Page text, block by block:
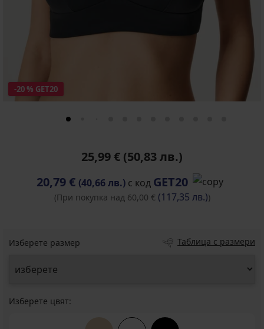
-20 % GET20
25,99 € (50,83 лв.)
20,79 € (40,66 лв.)с код GET20
(При покупка над 60,00 € (117,35 лв.))
Изберете размер Таблица с размери
Изберете цвят: